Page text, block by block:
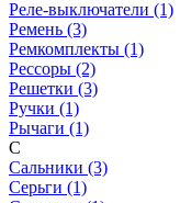
Реле-выключатели (1)
Ремень (3)
Ремкомплекты (1)
Рессоры (2)
Решетки (3)
Ручки (1)
Рычаги (1)
С
Сальники (3)
Серьги (1)